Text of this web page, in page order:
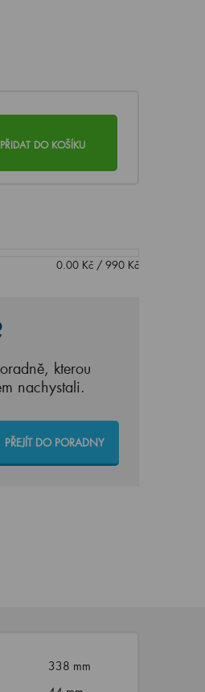
PŘIDAT DO KOŠÍKU
0.00Kč/ 990Kč
kterou
nachystali.
PŘEJÍT DO PORADNY
338 mm